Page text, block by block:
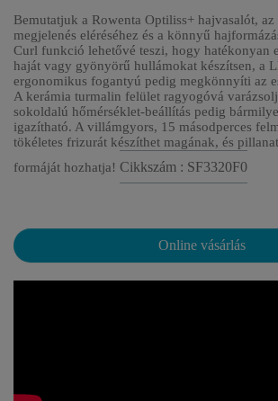
Bemutatjuk a Rowenta Optiliss+ hajvasalót, az
megjelenés eléréséhez és a könnyű
Curl funkció lehetővé teszi, hogy hatékonyan
haját vagy gyönyörű hullámokat készítsen, a
ergonomikus fogantyú pedig megkönnyíti az
A kerámia turmalin felület ragyogóvá
sokoldalú hőmérséklet-beállítás pedig
igazítható. A villámgyors, 15 másodperces
tökéletes frizurát készíthet magának, és
formáját hozhatja! Cikkszám : SF3320F0
Online vásárlás